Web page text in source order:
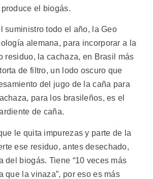
el biogás.
suministro todo el año, la Geo
alemana, para incorporar a la
residuo, la cachaza, en Brasil más
de filtro, un lodo oscuro que
del jugo de la caña para
para los brasileños, es el
de caña.
le quita impurezas y parte de la
ese residuo, antes desechado,
del biogás. Tiene “10 veces más
que la vinaza”, por eso es más